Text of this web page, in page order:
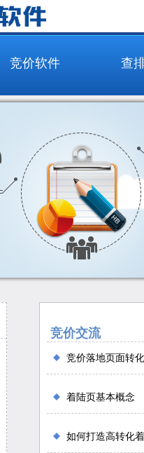
竞价软件 查
竞价交流
竞价落地页面转
着陆页基本概念
如何打造高转化